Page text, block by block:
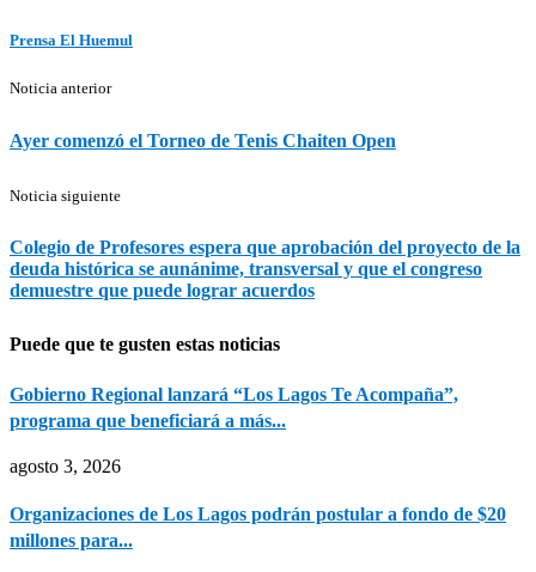
Prensa El Huemul
Noticia anterior
Ayer comenzó el Torneo de Tenis Chaiten Open
Noticia siguiente
Colegio de Profesores espera que aprobación del proyecto de la
deuda histórica se aunánime, transversal y que el congreso
demuestre que puede lograr acuerdos
Puede que te gusten estas noticias
Gobierno Regional lanzará “Los Lagos Te Acompaña”,
programa que beneficiará a más...
agosto 3, 2026
Organizaciones de Los Lagos podrán postular a fondo de $20
millones para...